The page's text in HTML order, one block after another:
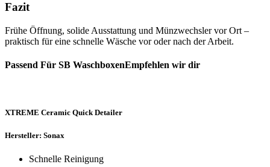
Fazit
Frühe Öffnung, solide Ausstattung und Münzwechsler vor Ort –
praktisch für eine schnelle Wäsche vor oder nach der Arbeit.
Passend Für SB WaschboxenEmpfehlen wir dir
XTREME Ceramic Quick Detailer
Hersteller: Sonax
Schnelle Reinigung